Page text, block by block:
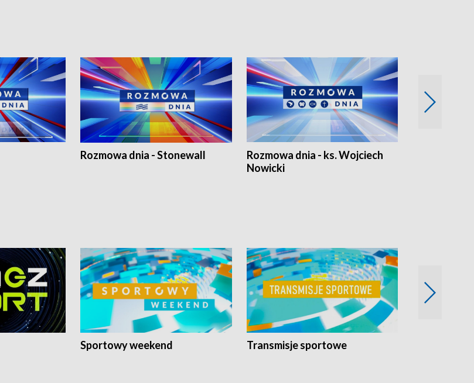
Rozmowa dnia - Stonewall
Rozmowa dnia - ks. Wojciech
Nowicki
Sportowy weekend Transmisje sportowe